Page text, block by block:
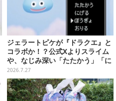
ジェラートピケが『ドラクエ』と
コラボか！？公式Xよりスライム
や、なじみ深い「たたかう」「に
げる」のコマンドウィンドウが投
稿
2026.7.27